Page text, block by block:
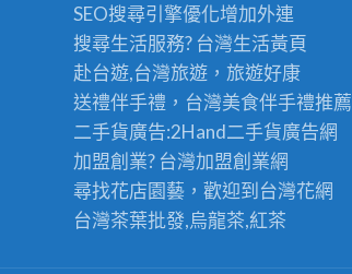
SEO搜尋引擎優化增加外連
搜尋生活服務? 台灣生活黃頁
赴台遊,台灣旅遊 ，旅遊好康
送禮伴手禮，台灣美食伴手禮推薦
二手貨廣告:2Hand二手貨廣告網
加盟創業? 台灣加盟創業網
尋找花店園藝，歡迎到台灣花網
台灣茶葉批發,烏龍茶,紅茶